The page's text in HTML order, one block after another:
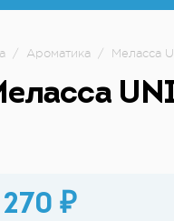
/ Ароматика / Меласса
270 ₽